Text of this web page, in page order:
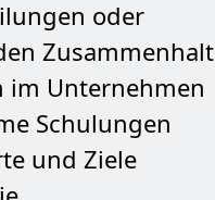
oder
Zusammenhalt
Unternehmen
Schulungen
und Ziele